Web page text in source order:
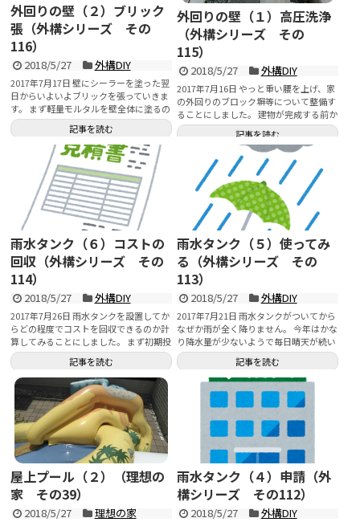
外回りの壁（２）ブリック
張（外構シリーズ その
116）
2018/5/27 外構DIY
2017年7月17日 壁にシーラーを塗った翌
日からいよいよブリックを張っていきま
す。 まず軽量モルタルを壁全体に塗るの
で...
記事を読む
外回りの壁（１）高圧洗浄
（外構シリーズ その
115）
2018/5/27 外構DIY
2017年7月16日 やっと重い腰を上げ、家
の外回りのブロック塀等について整備す
ることにしました。 建物が完成する前か
ら...
記事を読む
雨水タンク（６）コストの
回収（外構シリーズ その
114）
2018/5/27 外構DIY
2017年7月26日 雨水タンクを設置してか
らどの程度でコストを回収できるのか計
算してみることにしました。 まず初期投
資...
記事を読む
雨水タンク（５）使ってみ
る（外構シリーズ その
113）
2018/5/27 外構DIY
2017年7月21日 雨水タンクがついてから
なぜか雨が全く降りません。 今年はかな
り降水量が少ないようで毎日晴天が続い
て...
記事を読む
屋上プール（２）（理想の
家 その39）
2018/5/27 理想の家
雨水タンク（４）申請（外
構シリーズ その112）
2018/5/27 外構DIY